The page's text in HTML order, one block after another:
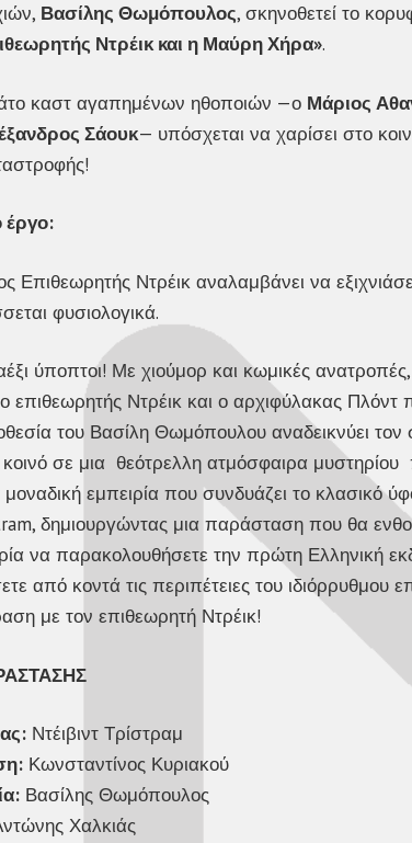
Βασίλης Θωμόπουλος, σκηνοθετεί το
Ντρέικ και η Μαύρη Χήρα».
καστ αγαπημένων ηθοποιών —ο Μάριος
Σάουκ— υπόσχεται να χαρίσει στο
έργο:
Επιθεωρητής Ντρέικ αναλαμβάνει να
φυσιολογικά.
ύποπτοι! Με χιούμορ και κωμικές
επιθεωρητής Ντρέικ και ο αρχιφύλακας
του Βασίλη Θωμόπουλου αναδεικνύει τον
σε μια θεότρελλη ατμόσφαιρα
μοναδική εμπειρία που συνδυάζει το κλασικό
δημιουργώντας μια παράσταση που θα
να παρακολουθήσετε την πρώτη Ελληνική
από κοντά τις περιπέτειες του ιδιόρρυθμου
με τον επιθεωρητή Ντρέικ!
Ντέιβιντ Τρίστραμ
Κωνσταντίνος Κυριακού
Βασίλης Θωμόπουλος
Χαλκιάς